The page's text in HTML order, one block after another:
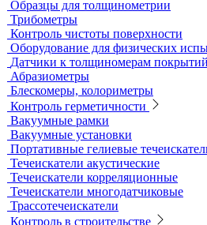
Вихретоковый контроль
Вихретоковые дефектоскопы
Вихретоковые преобразователи
Вихретоковые толщиномеры
Контрольные образцы для
Приборы для измерения
Импедансный контроль
Импедансные дефектоскопы
Тестеры
Контроль изоляции и покрытий
Толщиномеры покрытий
Контроль качества покрытий
Адгезиметры
Образцы для толщинометрии
Трибометры